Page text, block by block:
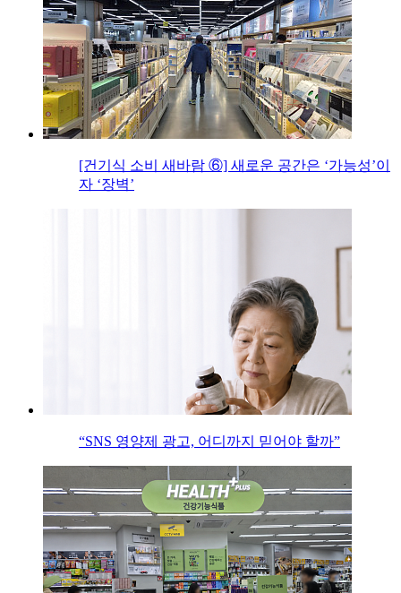
[건기식 소비 새바람 ⑥] 새로운 공간은 ‘가능성’이
자 ‘장벽’
“SNS 영양제 광고, 어디까지 믿어야 할까”